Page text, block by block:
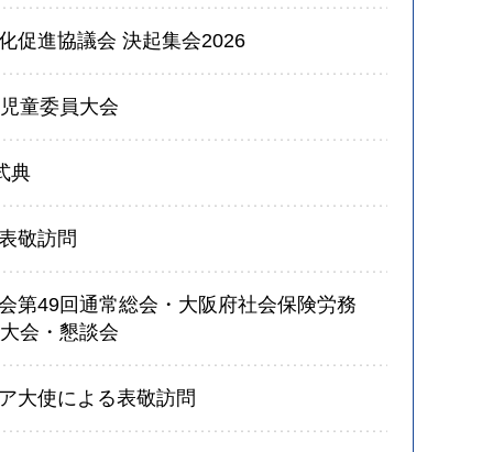
促進協議会 決起集会2026
童委員大会
典
敬訪問
第49回通常総会・大阪府社会保険労務
会・懇談会
大使による表敬訪問